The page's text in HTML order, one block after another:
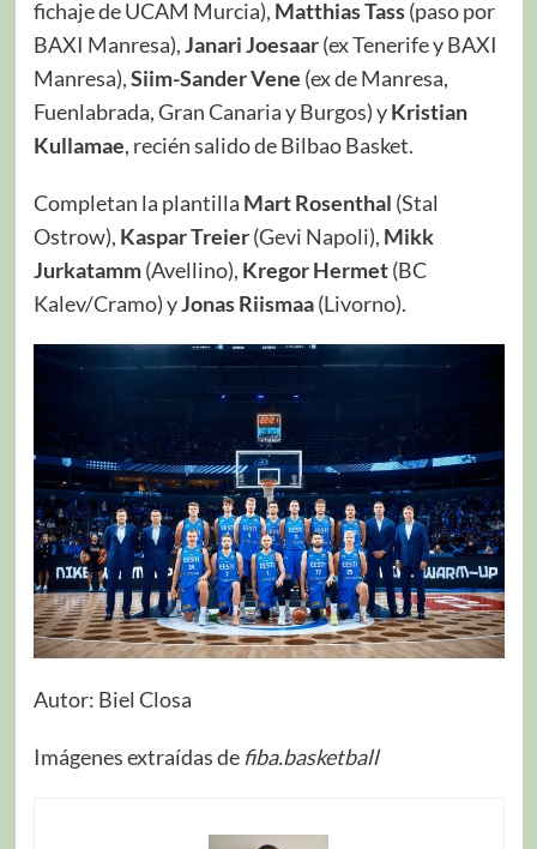
fichaje de UCAM Murcia), Matthias Tass(paso por
BAXI Manresa),Janari Joesaar(ex Tenerife y BAXI
Manresa),Siim-Sander Vene (ex de Manresa,
Fuenlabrada, Gran Canaria y Burgos) yKristian
Kullamae, recién salido de Bilbao Basket.
Completan la plantilla Mart Rosenthal (Stal
Ostrow), Kaspar Treier(Gevi Napoli), Mikk
Jurkatamm(Avellino), Kregor Hermet(BC
Kalev/Cramo) yJonas Riismaa(Livorno).
Autor: Biel Closa
Imágenes extraídas de fiba.basketball